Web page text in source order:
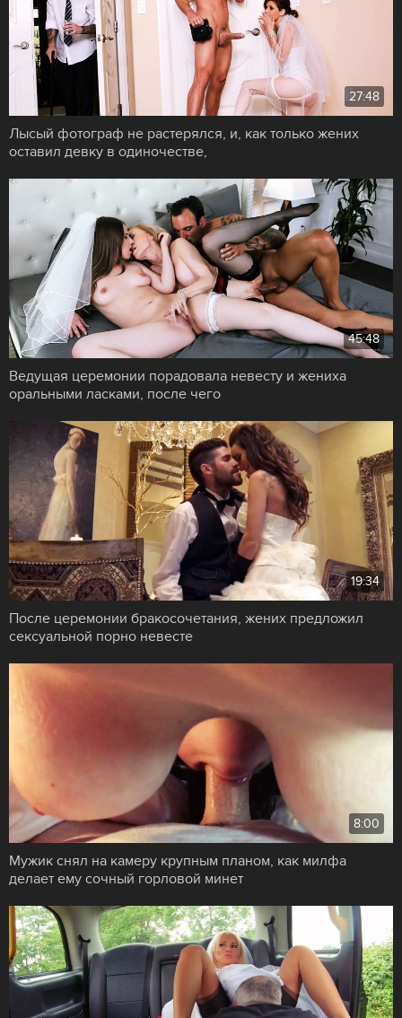
27:48
Лысый фотограф не растерялся, и, как только жених
оставил девку в одиночестве,
45:48
Ведущая церемонии порадовала невесту и жениха
оральными ласками, после чего
19:34
После церемонии бракосочетания, жених предложил
сексуальной порно невесте
8:00
Мужик снял на камеру крупным планом, как милфа
делает ему сочный горловой минет